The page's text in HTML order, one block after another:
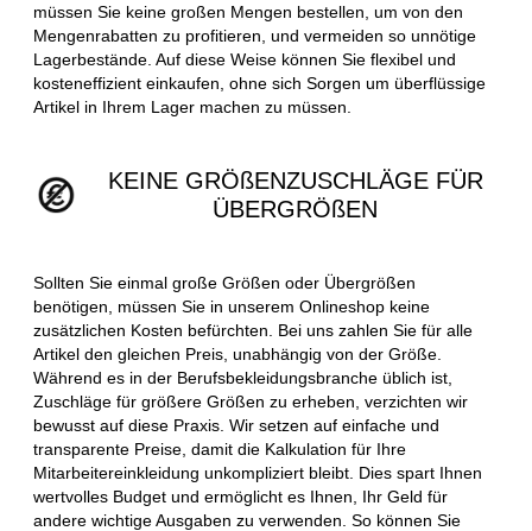
müssen Sie keine großen Mengen bestellen, um von den
Mengenrabatten zu profitieren, und vermeiden so unnötige
Lagerbestände. Auf diese Weise können Sie flexibel und
kosteneffizient einkaufen, ohne sich Sorgen um überflüssige
Artikel in Ihrem Lager machen zu müssen.
KEINE GRÖßENZUSCHLÄGE FÜR
ÜBERGRÖßEN
Sollten Sie einmal große Größen oder Übergrößen
benötigen, müssen Sie in unserem Onlineshop keine
zusätzlichen Kosten befürchten. Bei uns zahlen Sie für alle
Artikel den gleichen Preis, unabhängig von der Größe.
Während es in der Berufsbekleidungsbranche üblich ist,
Zuschläge für größere Größen zu erheben, verzichten wir
bewusst auf diese Praxis. Wir setzen auf einfache und
transparente Preise, damit die Kalkulation für Ihre
Mitarbeitereinkleidung unkompliziert bleibt. Dies spart Ihnen
wertvolles Budget und ermöglicht es Ihnen, Ihr Geld für
andere wichtige Ausgaben zu verwenden. So können Sie